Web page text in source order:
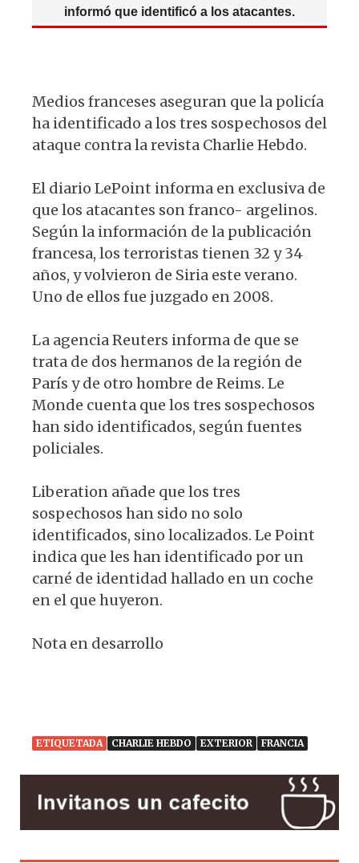
informó que identificó a los atacantes.
Medios franceses aseguran que la policía
ha identificado a los tres sospechosos del
ataque contra la revista Charlie Hebdo.
El diario LePoint informa en exclusiva de
que los atacantes son franco- argelinos.
Según la información de la publicación
francesa, los terroristas tienen 32 y 34
años, y volvieron de Siria este verano.
Uno de ellos fue juzgado en 2008.
La agencia Reuters informa de que se
trata de dos hermanos de la región de
París y de otro hombre de Reims. Le
Monde cuenta que los tres sospechosos
han sido identificados, según fuentes
policiales.
Liberation añade que los tres
sospechosos han sido no solo
identificados, sino localizados. Le Point
indica que les han identificado por un
carné de identidad hallado en un coche
en el que huyeron.
Nota en desarrollo
ETIQUETADA CHARLIE HEBDO EXTERIOR FRANCIA